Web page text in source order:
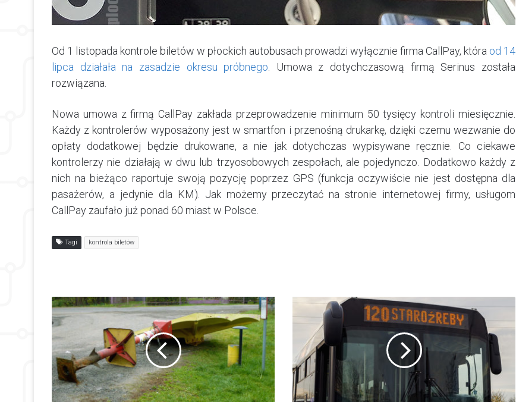
Od 1 listopada kontrole biletów w płockich autobusach prowadzi wyłącznie firma CallPay, która od 14
lipca działała na zasadzie okresu próbnego. Umowa z dotychczasową firmą Serinus została
rozwiązana.
Nowa umowa z firmą CallPay zakłada przeprowadzenie minimum 50 tysięcy kontroli miesięcznie.
Każdy z kontrolerów wyposażony jest w smartfon i przenośną drukarkę, dzięki czemu wezwanie do
opłaty dodatkowej będzie drukowane, a nie jak dotychczas wypisywane ręcznie. Co ciekawe
kontrolerzy nie działają w dwu lub trzyosobowych zespołach, ale pojedynczo. Dodatkowo każdy z
nich na bieżąco raportuje swoją pozycję poprzez GPS (funkcja oczywiście nie jest dostępna dla
pasażerów, a jedynie dla KM). Jak możemy przeczytać na stronie internetowej firmy, usługom
CallPay zaufało już ponad 60 miast w Polsce.
Tagi kontrola biletów